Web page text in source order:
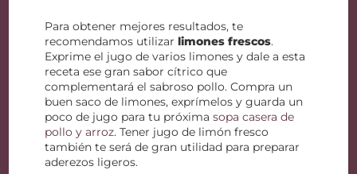
Para obtener mejores resultados, te
recomendamos utilizarlimones frescos.
Exprime el jugo de varios limones y dale a esta
receta ese gran sabor cítrico que
complementará el sabroso pollo. Compra un
buen saco de limones, exprímelos y guarda un
poco de jugo para tu próximasopa casera de
pollo y arroz. Tener jugo de limón fresco
también te será de gran utilidad para preparar
aderezos ligeros.